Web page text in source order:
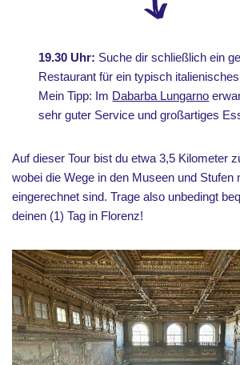
19.30 Uhr: Suche dir schließlich ein
Restaurant für ein typisch
Mein Tipp: Im Dabarba Lungarno
sehr guter Service und großartiges
Auf dieser Tour bist du etwa 3,5 Kilometer
wobei die Wege in den Museen und Stufen
eingerechnet sind. Trage also unbedingt
deinen (1) Tag in Florenz!